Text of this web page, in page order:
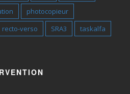
photocopieur
recto-verso SRA3
taskalfa